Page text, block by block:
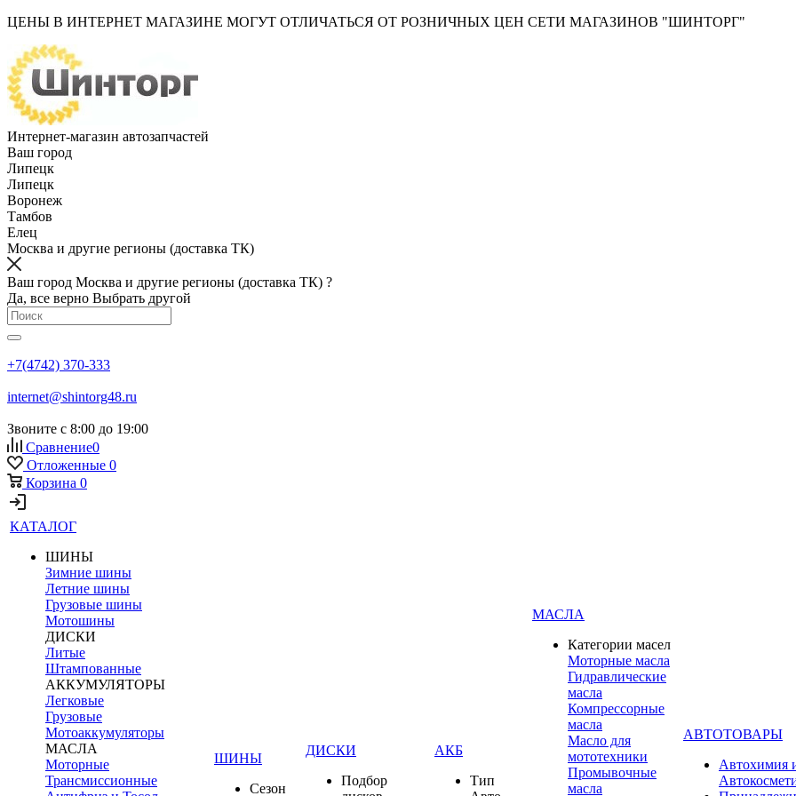
ЦЕНЫ В ИНТЕРНЕТ МАГАЗИНЕ МОГУТ ОТЛИЧАТЬСЯ ОТ РОЗНИЧНЫХ ЦЕН СЕТИ МАГАЗИНОВ "ШИНТОРГ"
Интернет-магазин автозапчастей
Ваш город
Липецк
Липецк
Воронеж
Тамбов
Елец
Москва и другие регионы (доставка ТК)
Ваш город Москва и другие регионы (доставка ТК) ?
Да, все верно Выбрать другой
+7(4742) 370-333
internet@shintorg48.ru
Звоните с 8:00 до 19:00
Сравнение0
Отложенные 0
Корзина 0
КАТАЛОГ
ШИНЫ
Зимние шины
Летние шины
Грузовые шины
Мотошины
ДИСКИ
Литые
Штампованные
АККУМУЛЯТОРЫ
Легковые
Грузовые
Мотоаккумуляторы
МАСЛА
Моторные
Трансмиссионные
ШИНЫ
Сезон
ДИСКИ
Подбор
АКБ
Тип
МАСЛА
Категории масел
Моторные масла
Гидравлические
масла
Компрессорные
масла
Масло для
мототехники
Промывочные
масла
АВТОТОВАРЫ
Автохимия